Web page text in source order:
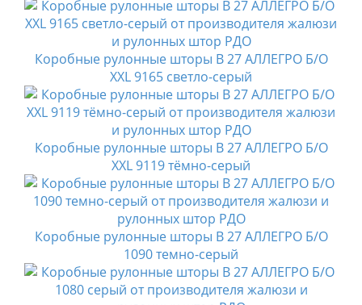
Коробные рулонные шторы B 27 АЛЛЕГРО Б/О
XXL 9165 светло-серый
Коробные рулонные шторы B 27 АЛЛЕГРО Б/О
XXL 9119 тёмно-серый
Коробные рулонные шторы B 27 АЛЛЕГРО Б/О
1090 темно-серый